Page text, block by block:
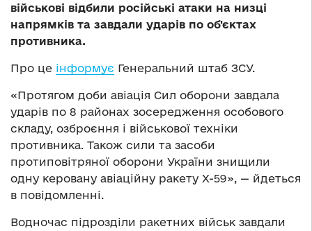
військові відбили російські атаки на низці
напрямків та завдали ударів по об'єктах
противника.
Про це інформує Генеральний штаб ЗСУ.
«Протягом доби авіація Сил оборони завдала
ударів по 8 районах зосередження особового
складу, озброєння і військової техніки
противника. Також сили та засоби
протиповітряної оборони України знищили
одну керовану авіаційну ракету Х-59», — йдеться
в повідомленні.
Водночас підрозділи ракетних військ завдали